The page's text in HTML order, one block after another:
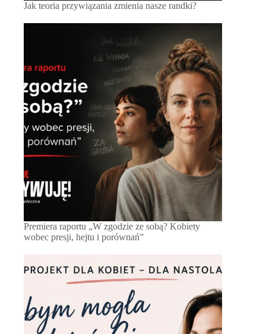
Jak teoria przywiązania zmienia nasze randki?
Premiera raportu „W zgodzie ze sobą? Kobiety
wobec presji, hejtu i porównań”